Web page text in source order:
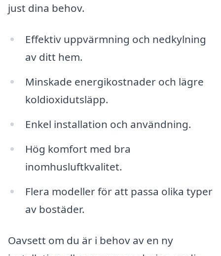
just dina behov.
Effektiv uppvärmning och nedkylning
av ditt hem.
Minskade energikostnader och lägre
koldioxidutsläpp.
Enkel installation och användning.
Hög komfort med bra
inomhusluftkvalitet.
Flera modeller för att passa olika typer
av bostäder.
Oavsett om du är i behov av en ny